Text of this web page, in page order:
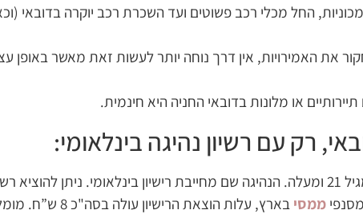
מכוניות, החל מכלי רכב פשוטים ועד השכרת רכב יוקרה בדובאי
את האמירויות, אין דרך נוחה יותר לעשות זאת מאשר באופן
או מלונות בדובאי החניה היא חינמית.
רק עם רשיון נהיגה בינלאומי:
בדובאי אפשר לשכור רכב מגיל 21 ומעלה. הנהיגה שם מחייבת רישיון בינלאומי. ניתן להוציא
ממסי
בארץ, עלות הוצאת הרישיון עולה בסה"כ 8